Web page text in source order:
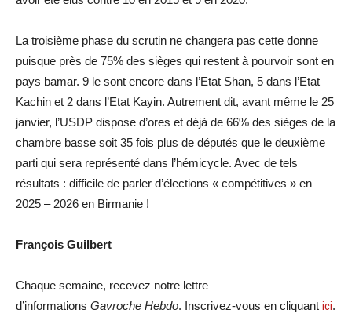
La troisième phase du scrutin ne changera pas cette donne
puisque près de 75% des sièges qui restent à pourvoir sont en
pays bamar. 9 le sont encore dans l’Etat Shan, 5 dans l’Etat
Kachin et 2 dans l’Etat Kayin. Autrement dit, avant même le 25
janvier, l’USDP dispose d’ores et déjà de 66% des sièges de la
chambre basse soit 35 fois plus de députés que le deuxième
parti qui sera représenté dans l’hémicycle. Avec de tels
résultats : difficile de parler d’élections « compétitives » en
2025 – 2026 en Birmanie !
François Guilbert
Chaque semaine, recevez notre lettre
d’informations Gavroche Hebdo. Inscrivez-vous en cliquant ici.